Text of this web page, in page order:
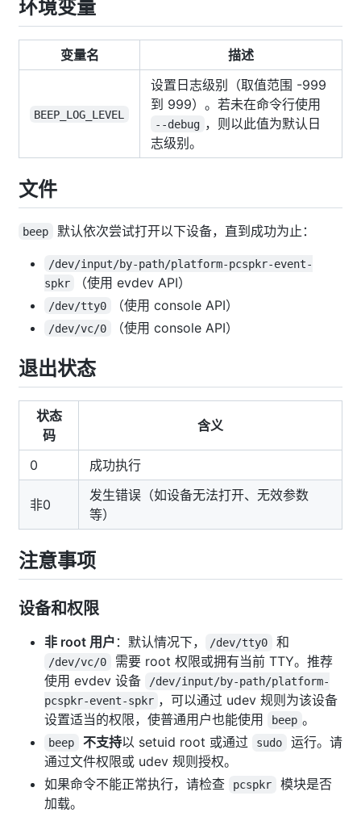
环境变量
变量名 描述
BEEP_LOG_LEVEL
设置日志级别（取值范围 -999
到 999）。若未在命令行使用
--debug ，则以此值为默认日
志级别。
文件
beep 默认依次尝试打开以下设备，直到成功为止：
/dev/input/by-path/platform-pcspkr-event-
spkr
（使用 evdev API）
/dev/tty0 （使用 console API）
/dev/vc/0 （使用 console API）
退出状态
状态
码
含义
0 成功执行
非0
发生错误（如设备无法打开、无效参数
等）
注意事项
设备和权限
非 root 用户 ：默认情况下， /dev/tty0 和
/dev/vc/0
需要 root 权限或拥有当前 TTY。推荐
使用 evdev 设备
/dev/input/by-path/platform-
pcspkr-event-spkr ，可以通过 udev 规则为该设备
设置适当的权限，使普通用户也能使用
beep 。
beep 不支持以 setuid root 或通过 sudo
运行。请
通过文件权限或 udev 规则授权。
如果命令不能正常执行，请检查
pcspkr
模块是否
加载。